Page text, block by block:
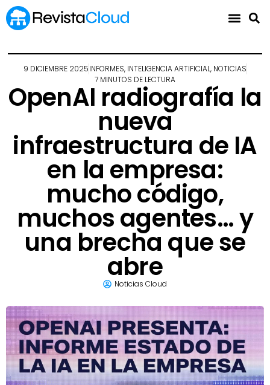
9 DICIEMBRE 2025INFORMES, INTELIGENCIA ARTIFICIAL, NOTICIAS
7 MINUTOS DE LECTURA
OpenAI radiografía la
nueva
infraestructura de IA
en la empresa:
mucho código,
muchos agentes… y
una brecha que se
abre
Noticias Cloud